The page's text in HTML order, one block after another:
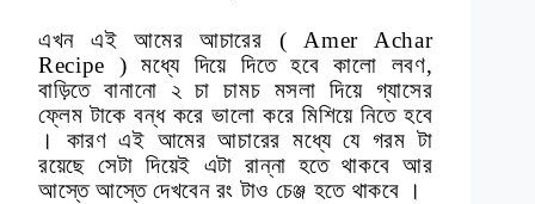
এখন এই আমের আচারের ( Amer Achar
Recipe ) মধ্যে দিয়ে দিতে হবে কালো লবণ,
বাড়িতে বানানো ২ চা চামচ মসলা দিয়ে গ্যাসের
ফ্লেম টাকে বন্ধ করে ভালো করে মিশিয়ে নিতে হবে
। কারণ এই আমের আচারের মধ্যে যে গরম টা
রয়েছে সেটা দিয়েই এটা রান্না হতে থাকবে আর
আস্তে আস্তে দেখবেন রং টাও চেঞ্জ হতে থাকবে ।